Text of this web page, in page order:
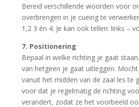
Bereid verschillende woorden voor
overbrengen in je cueing te
1,2 3 én 4. Je kan ook tellen: links –
7. Positionering
Bepaal in welke richting je gaat
van hetgeen je gaat uitleggen.
vanuit het midden van de zaal les te
voor dat je regelmatig de richting
verandert, zodat ze het voorbeeld